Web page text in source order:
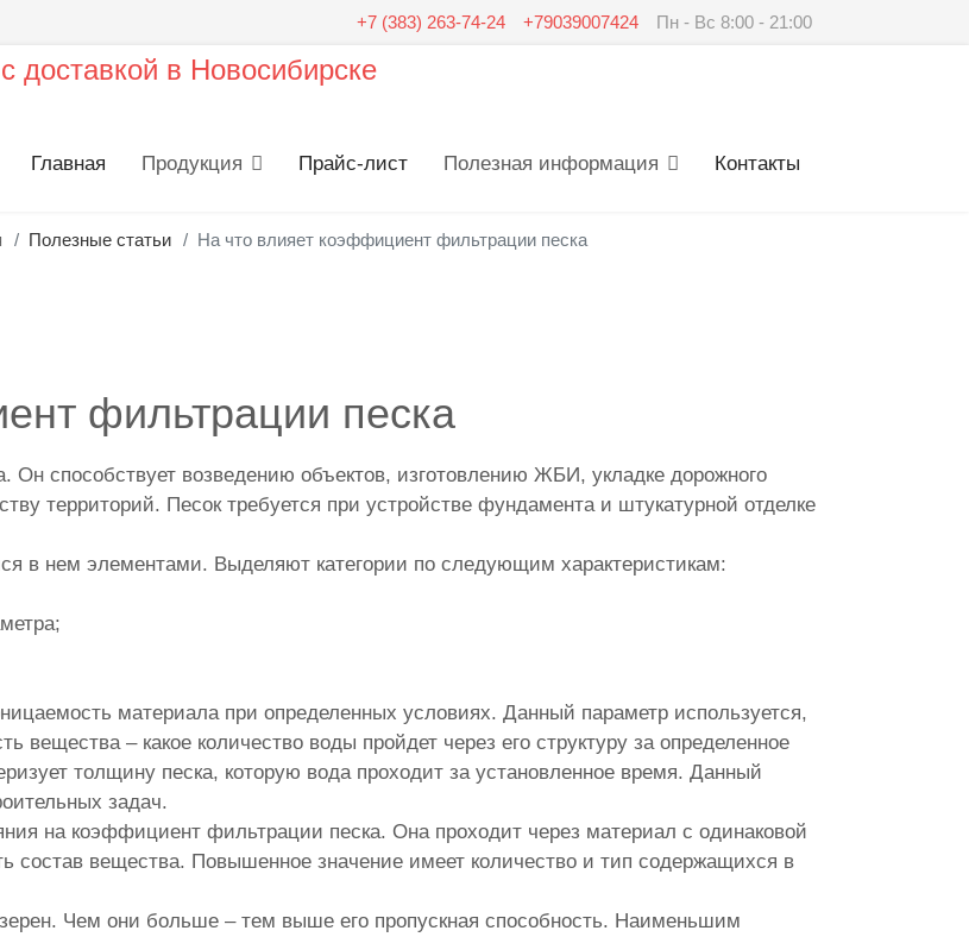
+7 (383) 263-74-24 +79039007424 Пн - Вс 8:00 - 21:00
Главная Продукция Прайс-лист Полезная информация Контакты
Полезные статьи На что влияет коэффициент фильтрации песка
фильтрации песка
Он способствует возведению объектов, изготовлению ЖБИ, укладке дорожного
территорий. Песок требуется при устройстве фундамента и штукатурной отделке
в нем элементами. Выделяют категории по следующим характеристикам:
материала при определенных условиях. Данный параметр используется,
вещества – какое количество воды пройдет через его структуру за определенное
толщину песка, которую вода проходит за установленное время. Данный
задач.
на коэффициент фильтрации песка. Она проходит через материал с одинаковой
состав вещества. Повышенное значение имеет количество и тип содержащихся в
Чем они больше – тем выше его пропускная способность. Наименьшим